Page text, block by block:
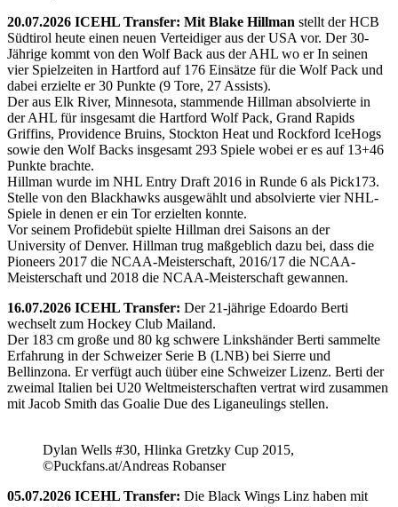
20.07.2026 ICEHL Transfer: Mit Blake Hillman stellt der HCB
Südtirol heute einen neuen Verteidiger aus der USA vor. Der 30-
Jährige kommt von den Wolf Back aus der AHL wo er In seinen
vier Spielzeiten in Hartford auf 176 Einsätze für die Wolf Pack und
dabei erzielte er 30 Punkte (9 Tore, 27 Assists).
Der aus Elk River, Minnesota, stammende Hillman absolvierte in
der AHL für insgesamt die Hartford Wolf Pack, Grand Rapids
Griffins, Providence Bruins, Stockton Heat und Rockford IceHogs
sowie den Wolf Backs insgesamt 293 Spiele wobei er es auf 13+46
Punkte brachte.
Hillman wurde im NHL Entry Draft 2016 in Runde 6 als Pick173.
Stelle von den Blackhawks ausgewählt und absolvierte vier NHL-
Spiele in denen er ein Tor erzielten konnte.
Vor seinem Profidebüt spielte Hillman drei Saisons an der
University of Denver. Hillman trug maßgeblich dazu bei, dass die
Pioneers 2017 die NCAA-Meisterschaft, 2016/17 die NCAA-
Meisterschaft und 2018 die NCAA-Meisterschaft gewannen.
16.07.2026 ICEHL Transfer: Der 21-jährige Edoardo Berti
wechselt zum Hockey Club Mailand.
Der 183 cm große und 80 kg schwere Linkshänder Berti sammelte
Erfahrung in der Schweizer Serie B (LNB) bei Sierre und
Bellinzona. Er verfügt auch üüber eine Schweizer Lizenz. Berti der
zweimal Italien bei U20 Weltmeisterschaften vertrat wird zusammen
mit Jacob Smith das Goalie Due des Liganeulings stellen.
Dylan Wells #30, Hlinka Gretzky Cup 2015,
©Puckfans.at/Andreas Robanser
05.07.2026 ICEHL Transfer: Die Black Wings Linz haben mit